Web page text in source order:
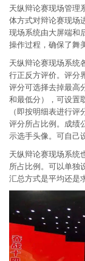
天纵辩论赛现场管理
体方式对辩论赛现场
现场系统由大屏端和
操作过程，确保了舞
天纵辩论赛现场系统
行正反方评价。评分
评分可选择去掉最高
和最低分），可设置
（即按明细表进行
评分所占比例。成绩
示选手头像。可自己
天纵辩论赛现场系统
所占比例。可以单独
汇总方式是平均还是